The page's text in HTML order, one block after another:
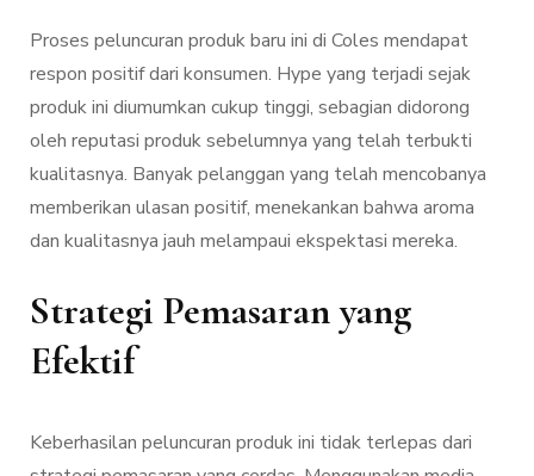
Proses peluncuran produk baru ini di Coles mendapat
respon positif dari konsumen. Hype yang terjadi sejak
produk ini diumumkan cukup tinggi, sebagian didorong
oleh reputasi produk sebelumnya yang telah terbukti
kualitasnya. Banyak pelanggan yang telah mencobanya
memberikan ulasan positif, menekankan bahwa aroma
dan kualitasnya jauh melampaui ekspektasi mereka.
Strategi Pemasaran yang
Efektif
Keberhasilan peluncuran produk ini tidak terlepas dari